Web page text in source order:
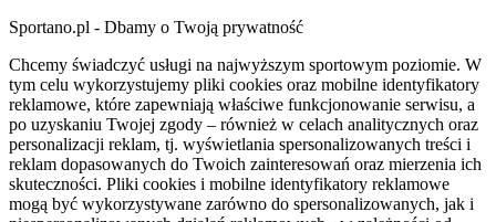
Sportano.pl - Dbamy o Twoją prywatność
Chcemy świadczyć usługi na najwyższym sportowym poziomie. W
tym celu wykorzystujemy pliki cookies oraz mobilne identyfikatory
reklamowe, które zapewniają właściwe funkcjonowanie serwisu, a
po uzyskaniu Twojej zgody – również w celach analitycznych oraz
personalizacji reklam, tj. wyświetlania spersonalizowanych treści i
reklam dopasowanych do Twoich zainteresowań oraz mierzenia ich
skuteczności. Pliki cookies i mobilne identyfikatory reklamowe
mogą być wykorzystywane zarówno do spersonalizowanych, jak i